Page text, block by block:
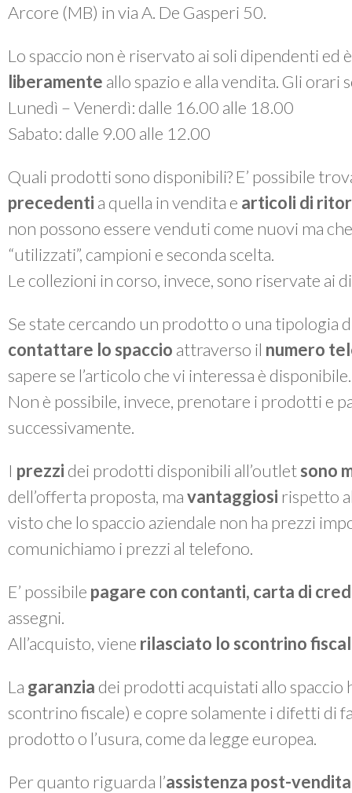
Arcore (MB) in via A. De Gasperi 50.
Lo spaccio non è riservato ai soli dipendenti ed
liberamente allo spazio e alla vendita. Gli orari
Lunedì – Venerdì: dalle 16.00 alle 18.00
Sabato: dalle 9.00 alle 12.00
Quali prodotti sono disponibili? E’ possibile
precedenti a quella in vendita e articoli di
non possono essere venduti come nuovi ma
“utilizzati”, campioni e seconda scelta.
Le collezioni in corso, invece, sono riservate ai
Se state cercando un prodotto o una tipologia
contattare lo spaccio attraverso il numero
sapere se l’articolo che vi interessa è disponibile.
Non è possibile, invece, prenotare i prodotti e
successivamente.
I prezzi dei prodotti disponibili all’outletsono
dell’offerta proposta, mavantaggiosi rispetto
visto che lo spaccio aziendale non ha prezzi
comunichiamo i prezzi al telefono.
E’ possibile pagare con contanti, carta di
assegni.
All’acquisto, viene rilasciato lo scontrino
La garanzia dei prodotti acquistati allo spaccio
scontrino fiscale) e copre solamente i difetti di
prodotto o l’usura, come da legge europea.
Per quanto riguarda l’assistenza post-vendita